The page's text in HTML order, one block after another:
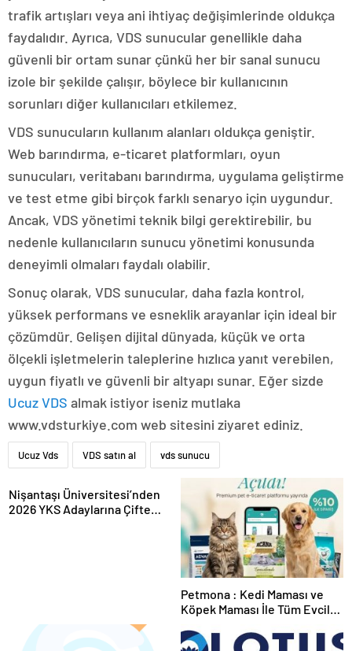
trafik artışları veya ani ihtiyaç değişimlerinde oldukça
faydalıdır. Ayrıca, VDS sunucular genellikle daha
güvenli bir ortam sunar çünkü her bir sanal sunucu
izole bir şekilde çalışır, böylece bir kullanıcının
sorunları diğer kullanıcıları etkilemez.
VDS sunucuların kullanım alanları oldukça geniştir.
Web barındırma, e-ticaret platformları, oyun
sunucuları, veritabanı barındırma, uygulama geliştirme
ve test etme gibi birçok farklı senaryo için uygundur.
Ancak, VDS yönetimi teknik bilgi gerektirebilir, bu
nedenle kullanıcıların sunucu yönetimi konusunda
deneyimli olmaları faydalı olabilir.
Sonuç olarak, VDS sunucular, daha fazla kontrol,
yüksek performans ve esneklik arayanlar için ideal bir
çözümdür. Gelişen dijital dünyada, küçük ve orta
ölçekli işletmelerin taleplerine hızlıca yanıt verebilen,
uygun fiyatlı ve güvenli bir altyapı sunar. Eğer sizde
Ucuz VDS almak istiyor iseniz mutlaka
www.vdsturkiye.com web sitesini ziyaret ediniz.
Ucuz Vds VDS satın al vds sunucu
Nişantaşı Üniversitesi’nden
2026 YKS Adaylarına Çifte
Petmona : Kedi Maması ve
Köpek Maması İle Tüm Evcil